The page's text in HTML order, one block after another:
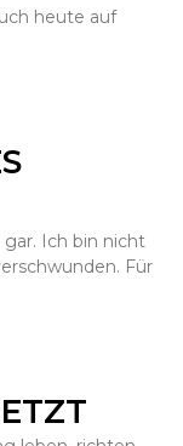
heute auf
Ich bin nicht
Für